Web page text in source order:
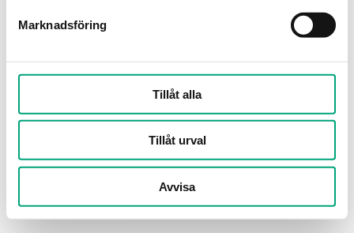
Marknadsföring
Tillåt alla
Tillåt urval
Avvisa